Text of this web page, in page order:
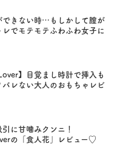
できない時…もしかして膣が
レでモテモテふわふわ女子に
】目覚まし時計で挿入も
バレない大人のおもちゃレビ
に甘噛みクンニ！
の「食人花」レビュー♡